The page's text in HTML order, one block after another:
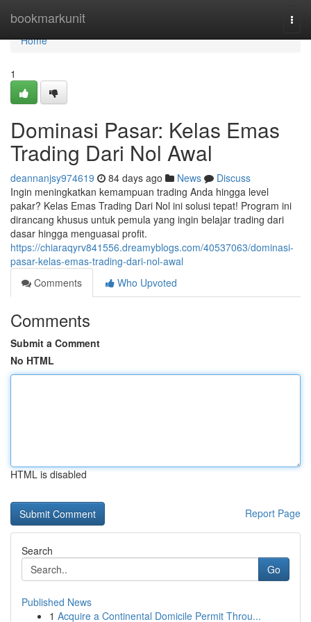
bookmarkunit
Home
Home
1
Dominasi Pasar: Kelas Emas
Trading Dari Nol Awal
deannanjsy974619 84 days ago News
Discuss
Ingin meningkatkan kemampuan trading Anda hingga level
pakar? Kelas Emas Trading Dari Nol ini solusi tepat! Program ini
dirancang khusus untuk pemula yang ingin belajar trading dari
dasar hingga menguasai profit.
https://chiaraqyrv841556.dreamyblogs.com/40537063/dominasi-
pasar-kelas-emas-trading-dari-nol-awal
Comments
Who Upvoted
Comments
Submit a Comment
No HTML
HTML is disabled
Report Page
Search
Go
Published News
1 Acquire a Continental Domicile Permit Throu...